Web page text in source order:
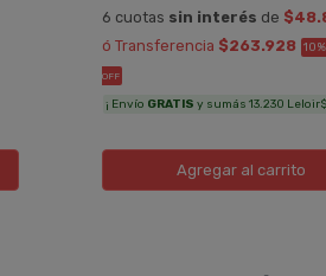
6 cuotas sin interés de
ó Transferencia $263.928 10%
OFF
¡ Envío GRATIS y sumás 13.230
Agregaral carrito